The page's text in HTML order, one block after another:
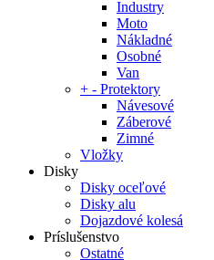
Industry
Moto
Nákladné
Osobné
Van
+ - Protektory
Návesové
Záberové
Zimné
Vložky
Disky
Disky oceľové
Disky alu
Dojazdové kolesá
Príslušenstvo
Ostatné